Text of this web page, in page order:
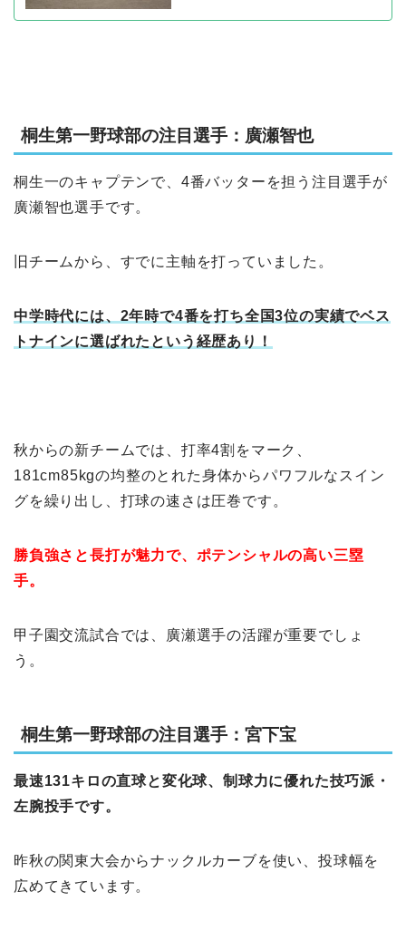
桐生第一野球部の注目選手：廣瀬智也
桐生一のキャプテンで、4番バッターを担う注目選手が
廣瀬智也選手です。
旧チームから、すでに主軸を打っていました。
中学時代には、2年時で4番を打ち全国3位の実績でベス
トナインに選ばれたという経歴あり！
秋からの新チームでは、打率4割をマーク、
181cm85kgの均整のとれた身体からパワフルなスイン
グを繰り出し、打球の速さは圧巻です。
勝負強さと長打が魅力で、ポテンシャルの高い三塁
手。
甲子園交流試合では、廣瀬選手の活躍が重要でしょ
う。
桐生第一野球部の注目選手：宮下宝
最速131キロの直球と変化球、制球力に優れた技巧派・
左腕投手です。
昨秋の関東大会からナックルカーブを使い、投球幅を
広めてきています。